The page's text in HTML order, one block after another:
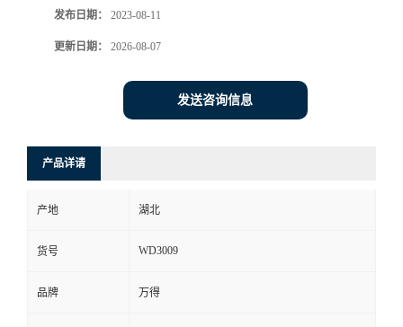
发布日期： 2023-08-11
更新日期： 2026-08-07
发送咨询信息
产品详请
产地 湖北
货号 WD3009
品牌 万得